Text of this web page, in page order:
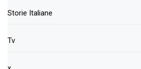
Storie Italiane
Tv